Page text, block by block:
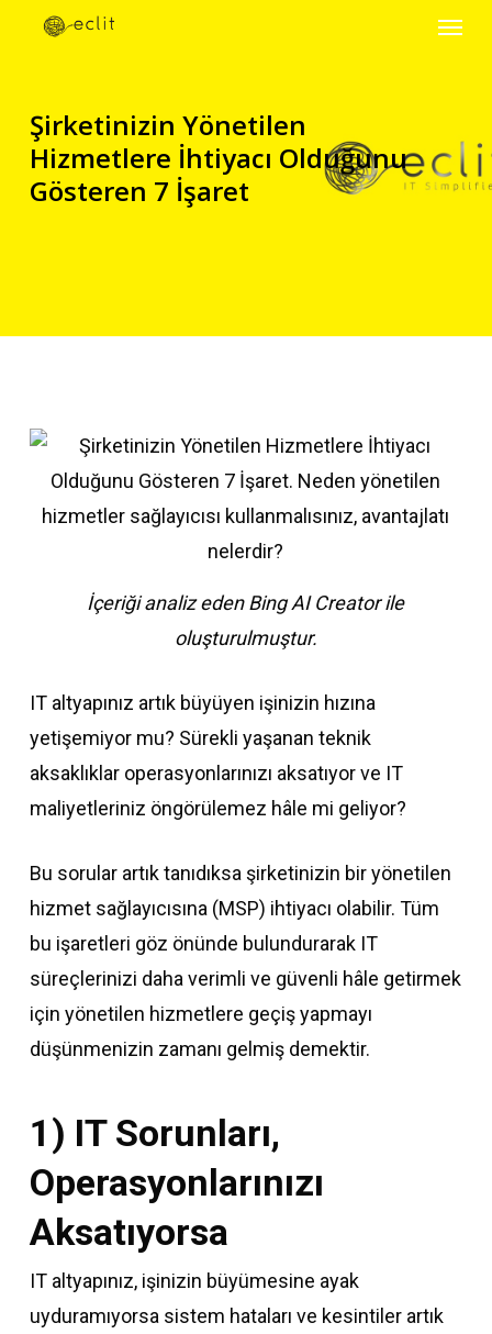
contentŞirketinizin Yönetilen
Hizmetlere İhtiyacı Olduğunu
Gösteren 7 İşaret
İçeriği analiz eden Bing AI Creator ile
oluşturulmuştur.
IT altyapınız artık büyüyen işinizin hızına
yetişemiyor mu? Sürekli yaşanan teknik
aksaklıklar operasyonlarınızı aksatıyor ve IT
maliyetleriniz öngörülemez hâle mi geliyor?
Bu sorular artık tanıdıksa şirketinizin bir yönetilen
hizmet sağlayıcısına (MSP) ihtiyacı olabilir. Tüm
bu işaretleri göz önünde bulundurarak IT
süreçlerinizi daha verimli ve güvenli hâle getirmek
için yönetilen hizmetlere geçiş yapmayı
düşünmenizin zamanı gelmiş demektir.
1) IT Sorunları,
Operasyonlarınızı
Aksatıyorsa
IT altyapınız, işinizin büyümesine ayak
uyduramıyorsa sistem hataları ve kesintiler artık